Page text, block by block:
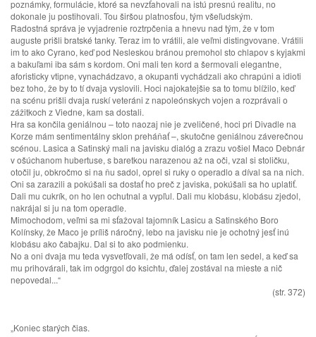
poznámky, formulácie, ktoré sa nevzťahovali na istú presnú realitu, no
dokonale ju postihovali. Tou širšou platnosťou, tým všeľudským.
Radostná správa je vyjadrenie roztrpčenia a hnevu nad tým, že v tom
auguste prišli bratské tanky. Teraz im to vrátili, ale veľmi distingvovane. Vrátili
im to ako Cyrano, keď pod Nesleskou bránou premohol sto chlapov s kyjakmi
a bakuľami iba sám s kordom. Oni mali ten kord a šermovali elegantne,
aforisticky vtipne, vynachádzavo, a okupanti vychádzali ako chrapúni a idioti
bez toho, že by to tí dvaja vyslovili. Hoci najokatejšie sa to tomu blížilo, keď
na scénu prišli dvaja ruskí veteráni z napoleónskych vojen a rozprávali o
zážitkoch z Viedne, kam sa dostali.
Hra sa končila geniálnou – toto naozaj nie je zveličené, hoci pri Divadle na
Korze mám sentimentálny sklon preháňať –, skutočne geniálnou záverečnou
scénou. Lasica a Satinský mali na javisku dialóg a zrazu vošiel Maco Debnár
v ošúchanom hubertuse, s baretkou narazenou až na oči, vzal si stoličku,
otočil ju, obkročmo si na ňu sadol, oprel si ruky o operadlo a díval sa na nich.
Oni sa zarazili a pokúšali sa dostať ho preč z javiska, pokúšali sa ho uplatiť.
Dali mu cukrík, on ho len ochutnal a vypľul. Dali mu klobásu, klobásu zjedol,
nakrájal si ju na tom operadle.
Mimochodom, veľmi sa mi sťažoval tajomník Lasicu a Satinského Boro
Kolínsky, že Maco je príliš náročný, lebo na javisku nie je ochotný jesť inú
klobásu ako čabajku. Dal si to ako podmienku.
No a oni dvaja mu teda vysvetľovali, že má odísť, on tam len sedel, a keď sa
mu prihovárali, tak im odgrgol do ksichtu, ďalej zostával na mieste a nič
nepovedal...“
(str. 372)
„Koniec starých čias.